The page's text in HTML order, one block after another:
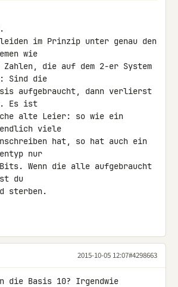
im Prinzip unter genau den
wie
die auf dem 2-er System
Sind die
aufgebraucht, dann verlierst
Es ist
alte Leier: so wie ein
viele
hat, so hat auch ein
nur
Wenn die alle aufgebraucht
du
sterben.
2015-10-05 12:07#4298663
die Basis 10? Irgendwie